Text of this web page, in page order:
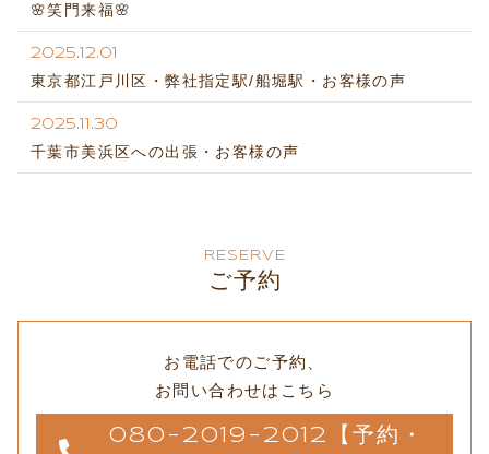
🌸笑門来福🌸
2025.12.01
東京都江戸川区・弊社指定駅/船堀駅・お客様の声
2025.11.30
千葉市美浜区への出張・お客様の声
RESERVE
ご予約
お電話でのご予約、
お問い合わせはこちら
080-2019-2012【予約・